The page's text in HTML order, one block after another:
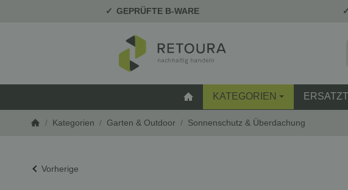
GEPRÜFTE B-WARE
STARTSEITE
KATEGORIEN
/ Kategorien / Garten & Outdoor / Sonnenschutz & Überdachung
Vorherige